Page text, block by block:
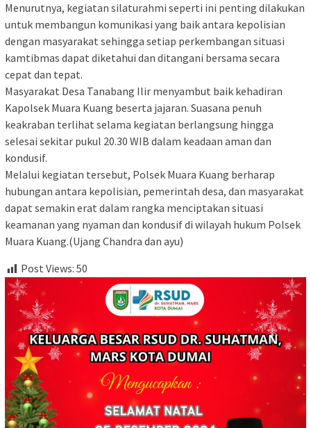
Menurutnya, kegiatan silaturahmi seperti ini penting dilakukan
untuk membangun komunikasi yang baik antara kepolisian
dengan masyarakat sehingga setiap perkembangan situasi
kamtibmas dapat diketahui dan ditangani bersama secara
cepat dan tepat.
Masyarakat Desa Tanabang Ilir menyambut baik kehadiran
Kapolsek Muara Kuang beserta jajaran. Suasana penuh
keakraban terlihat selama kegiatan berlangsung hingga
selesai sekitar pukul 20.30 WIB dalam keadaan aman dan
kondusif.
Melalui kegiatan tersebut, Polsek Muara Kuang berharap
hubungan antara kepolisian, pemerintah desa, dan masyarakat
dapat semakin erat dalam rangka menciptakan situasi
keamanan yang nyaman dan kondusif di wilayah hukum Polsek
Muara Kuang.(Ujang Chandra dan ayu)
Post Views: 50